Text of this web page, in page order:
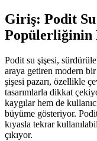
Giriş: Podit Su
Popülerliğinin
Podit su şişesi,
araya getiren modern
şişesi pazarı, özellikle
tasarımlarla dikkat
kaygılar hem de
büyüme gösteriyor.
kıyasla tekrar
çıkıyor.